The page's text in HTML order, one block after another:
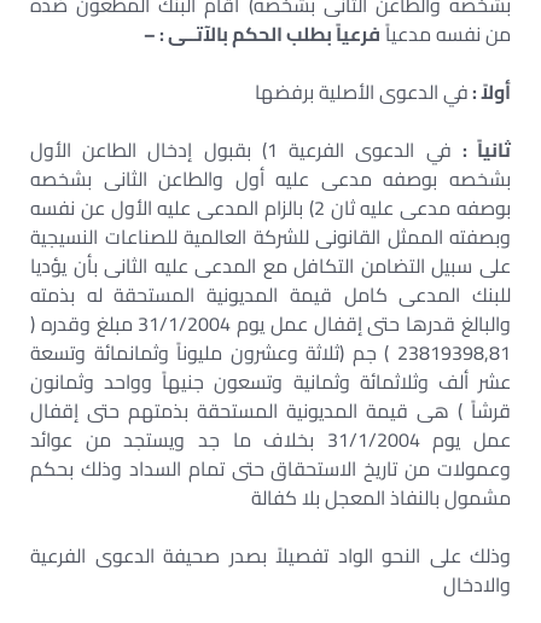
من نفسه مدعياًفرعياً بطلب الحكم بالآتــى : –
أولاً :في الدعوى الأصلية برفضها
ثانياً :
في الدعوى الفرعية 1) بقبول إدخال الطاعن الأول
بشخصه بوصفه مدعى عليه أول والطاعن الثانى بشخصه
بوصفه مدعى عليه ثان 2) بالزام المدعى عليه الأول عن نفسه
وبصفته الممثل القانونى للشركة العالمية للصناعات النسيجية
على سبيل التضامن التكافل مع المدعى عليه الثانى بأن يؤديا
للبنك المدعى كامل قيمة المديونية المستحقة له بذمته
والبالغ قدرها حتى إقفال عمل يوم 31/1/2004 مبلغ وقدره (
23819398,81 ) جم (ثلاثة وعشرون مليوناً وثمانمائة وتسعة
عشر ألف وثلاثمائة وثمانية وتسعون جنيهاً وواحد وثمانون
قرشاً ) هى قيمة المديونية المستحقة بذمتهم حتى إقفال
عمل يوم 31/1/2004 بخلاف ما جد ويستجد من عوائد
وعمولات من تاريخ الاستحقاق حتى تمام السداد وذلك بحكم
مشمول بالنفاذ المعجل بلا كفالة
وذلك على النحو الواد تفصيلاً بصدر صحيفة الدعوى الفرعية
والادخال